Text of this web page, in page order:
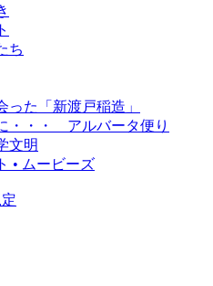
ち
った「新渡戸稲造」
・・・ アルバータ便り
文明
• ムービーズ